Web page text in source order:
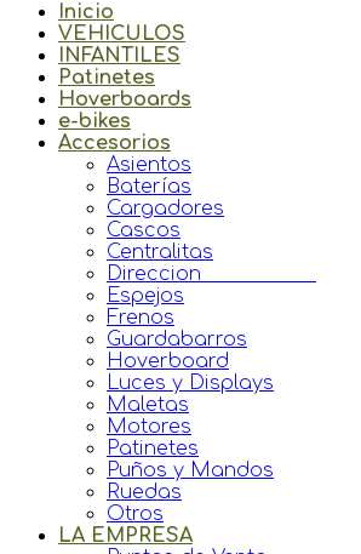
Inicio
VEHICULOS
INFANTILES
Patinetes
Hoverboards
e-bikes
Accesorios
Asientos
Baterías
Cargadores
Cascos
Centralitas
Direccion
Espejos
Frenos
Guardabarros
Hoverboard
Luces y Displays
Maletas
Motores
Patinetes
Puños y Mandos
Ruedas
Otros
LA EMPRESA